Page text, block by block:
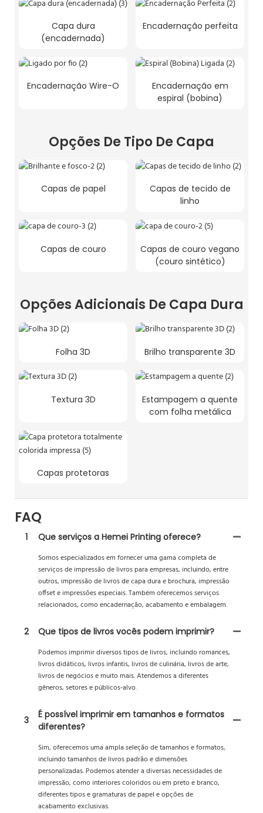
Capa dura
(encadernada)
Encadernação perfeita
Encadernação Wire-O
Encadernação em
espiral (bobina)
Opções De Tipo De Capa
Capas de papel
Capas de tecido de
linho
Capas de couro
Capas de couro vegano
(couro sintético)
Opções Adicionais De Capa Dura
Folha 3D Brilho transparente 3D
Textura 3D
Estampagem a quente
com folha metálica
Capas protetoras
FAQ
1
Que serviços a Hemei Printing oferece?
Somos especializados em fornecer uma gama completa de
serviços de impressão de livros para empresas, incluindo, entre
outros, impressão de livros de capa dura e brochura, impressão
offset e impressões especiais. Também oferecemos serviços
relacionados, como encadernação, acabamento e embalagem.
2
Que tipos de livros vocês podem imprimir?
Podemos imprimir diversos tipos de livros, incluindo romances,
livros didáticos, livros infantis, livros de culinária, livros de arte,
livros de negócios e muito mais. Atendemos a diferentes
gêneros, setores e públicos-alvo.
3
É possível imprimir em tamanhos e formatos
diferentes?
Sim, oferecemos uma ampla seleção de tamanhos e formatos,
incluindo tamanhos de livros padrão e dimensões
personalizadas. Podemos atender a diversas necessidades de
impressão, como interiores coloridos ou em preto e branco,
diferentes tipos e gramaturas de papel e opções de
acabamento exclusivas.